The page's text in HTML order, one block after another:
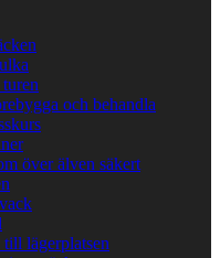
och behandla
över älven säkert
lägerplatsen